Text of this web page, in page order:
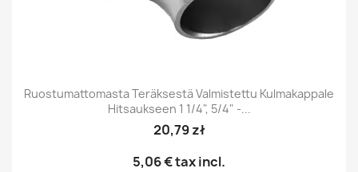
Ruostumattomasta Teräksestä Valmistettu Kulmakappale
Hitsaukseen 1 1/4", 5/4" -...
20,79 zł
5,06 €tax incl.